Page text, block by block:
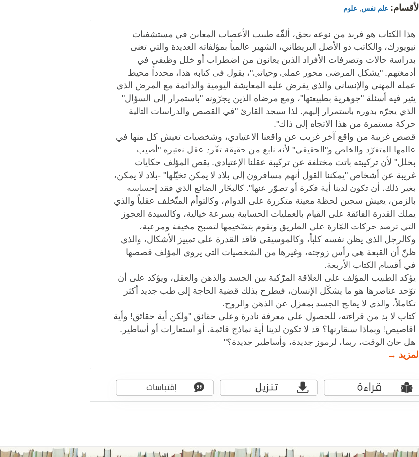
الأقسام: علم نفس علوم
هذا الكتاب هو فريد من نوعه بحق، ألفّه طبيب الأعصاب المعاين في مستشفيات
نيويورك، والكاتب ذو الأصل البريطاني، الشهير عالمياً بمؤلفاته العديدة والتي تعنى
بدراسة حالات وتصرفات الأفراد الذين يعانون من اضطراب أو خلل وظيفي في
أدمغتهم. "يشكل المرضى محور عملي وحياتي"، يقول في كتابه هذا، محدداً محيط
عمله المهني والإنساني والذي يفرض عليه المعايشة اليومية والدائمة مع المرض الذي
يثير فيه أسئلة "جوهرية بطبيعتها"، ومع مرضاه الذين يجرّونه "باستمرار إلى السؤال"
الذي يجرّه بدوره باستمرار إليهم. لذا سيجد القارئ "في القصص والدراسات التالية
حركة مستمرة من هذا الاتجاه إلى ذاك".
قصص غريبة من واقع آخر غريب عن واقعنا الاعتيادي، وشخصيات تعيش كل منها في
عالمها المتفرّد والخاص و"الحقيقي" لأنه نابع من حقيقة تفّرد عقل نعتبره "أصيب
بخلل" لأن تركيبته باتت مختلفة عن تركيبة عقلنا الإعتيادي. يقص المؤلف حكايات
غريبة عن أشخاص "يمكننا القول أنهم مسافرون إلى بلاد لا يمكن تخيّلها" -بلاد لا يمكن،
بغير ذلك، أن تكون لدينا أية فكرة أو تصوّر عنها". كالبحّار الضائع الذي فقد إحساسه
بالزمن، يعيش سجين لحظة معينة متكررة على الدوام، وكالتوأم المتّخلف عقلياً والذي
يملك القدرة الفائقة على القيام بالعمليات الحسابية بسرعة خيالية، وكالسيدة العجوز
التي ترصد حركات المّارة على الطريق وتقوم بتضّخيمها لتصبح مخيفة ومرعبة،
وكالرجل الذي يظن نفسه كلباً، وكالموسيقي فاقد القدرة على تمييز الأشكال، والذي
ظنّ أن القبعة هي رأس زوجته، وغيرها من الشخصيات التي يروي المؤلف قصصها
في أقسام الكتاب الأربعة.
يؤكد الطبيب المؤلف على العلاقة المرّكبة بين الجسد والذهن والعقل، ويؤكد على أن
توّحد عناصرها هو ما يشكّل الإنسان، فيطرح بذلك قضية الحاجة إلى طب جديد أكثر
تكاملاً، والذي لا يعالج الجسد بمعزل عن الذهن والروح.
كتاب لا بد من قراءته، للحصول على معرفة نادرة وعلى حقائق "ولكن أية حقائق! وأية
اقاصيص! وبماذا سنقارنها؟ قد لا تكون لدينا أية نماذج قائمة، أو استعارات أو أساطير.
هل حان الوقت، ربما، لرموز جديدة، وأساطير جديدة؟"
المزيد →